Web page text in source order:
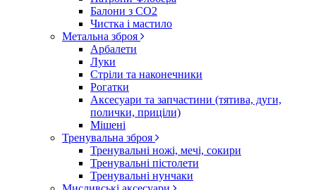
Балони з CO2
Чистка і мастило
Метальна зброя
Арбалети
Луки
Стріли та наконечники
Рогатки
Аксесуари та запчастини (тятива, дуги,
полички, приціли)
Мішені
Тренувальна зброя
Тренувальні ножі, мечі, сокири
Тренувальні пістолети
Тренувальні нунчаки